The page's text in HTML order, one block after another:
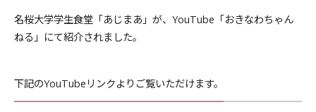
名桜大学学生食堂「あじまあ」が、YouTube「おきなわちゃん
ねる」にて紹介されました。
下記のYouTubeリンクよりご覧いただけます。